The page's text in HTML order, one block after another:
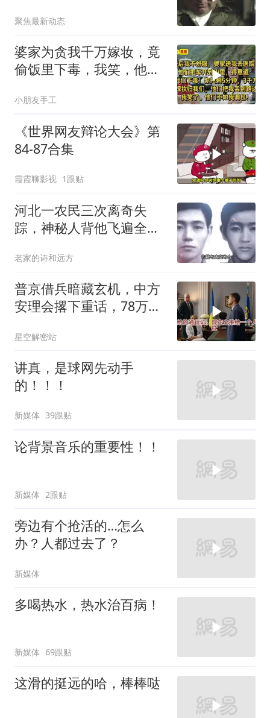
聚焦最新动态
婆家为贪我千万嫁妆，竟
偷饭里下毒，我笑，他们
小朋友手工
《世界网友辩论大会》第
84-87合集
霞霞聊影视 1跟贴
河北一农民三次离奇失
踪，神秘人背他飞遍全中
老家的诗和远方
普京借兵暗藏玄机，中方
安理会撂下重话，78万件
星空解密站
讲真，是球网先动手
的！！！
新媒体 39跟贴
论背景音乐的重要性！！
新媒体 2跟贴
旁边有个抢活的…怎么
办？人都过去了？
新媒体
多喝热水，热水治百病！
新媒体 69跟贴
这滑的挺远的哈，棒棒哒